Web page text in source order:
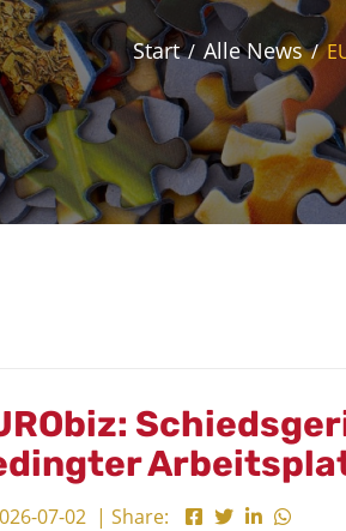
Start Alle News
07-02 | Share: